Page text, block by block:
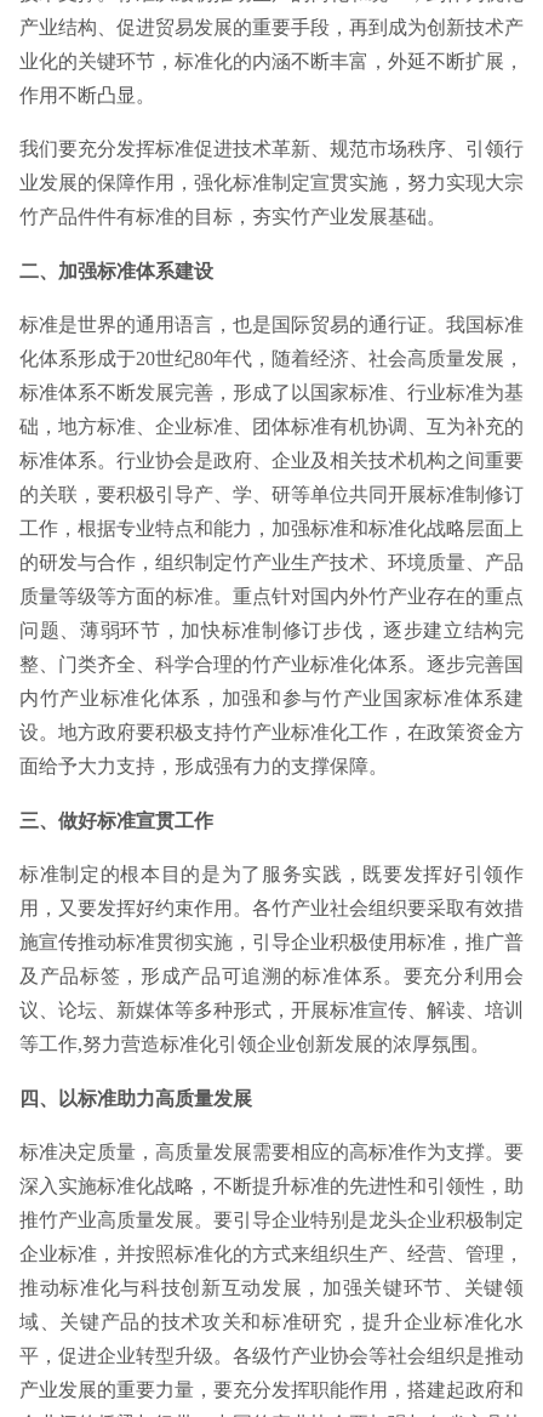
产业结构、促进贸易发展的重要手段，再到成为创新技术产
业化的关键环节，标准化的内涵不断丰富，外延不断扩展，
作用不断凸显。
我们要充分发挥标准促进技术革新、规范市场秩序、引领行
业发展的保障作用，强化标准制定宣贯实施，努力实现大宗
竹产品件件有标准的目标，夯实竹产业发展基础。
二、加强标准体系建设
标准是世界的通用语言，也是国际贸易的通行证。我国标准
化体系形成于20世纪80年代，随着经济、社会高质量发展，
标准体系不断发展完善，形成了以国家标准、行业标准为基
础，地方标准、企业标准、团体标准有机协调、互为补充的
标准体系。行业协会是政府、企业及相关技术机构之间重要
的关联，要积极引导产、学、研等单位共同开展标准制修订
工作，根据专业特点和能力，加强标准和标准化战略层面上
的研发与合作，组织制定竹产业生产技术、环境质量、产品
质量等级等方面的标准。重点针对国内外竹产业存在的重点
问题、薄弱环节，加快标准制修订步伐，逐步建立结构完
整、门类齐全、科学合理的竹产业标准化体系。逐步完善国
内竹产业标准化体系，加强和参与竹产业国家标准体系建
设。地方政府要积极支持竹产业标准化工作，在政策资金方
面给予大力支持，形成强有力的支撑保障。
三、做好标准宣贯工作
标准制定的根本目的是为了服务实践，既要发挥好引领作
用，又要发挥好约束作用。各竹产业社会组织要采取有效措
施宣传推动标准贯彻实施，引导企业积极使用标准，推广普
及产品标签，形成产品可追溯的标准体系。要充分利用会
议、论坛、新媒体等多种形式，开展标准宣传、解读、培训
等工作,努力营造标准化引领企业创新发展的浓厚氛围。
四、以标准助力高质量发展
标准决定质量，高质量发展需要相应的高标准作为支撑。要
深入实施标准化战略，不断提升标准的先进性和引领性，助
推竹产业高质量发展。要引导企业特别是龙头企业积极制定
企业标准，并按照标准化的方式来组织生产、经营、管理，
推动标准化与科技创新互动发展，加强关键环节、关键领
域、关键产品的技术攻关和标准研究，提升企业标准化水
平，促进企业转型升级。各级竹产业协会等社会组织是推动
产业发展的重要力量，要充分发挥职能作用，搭建起政府和